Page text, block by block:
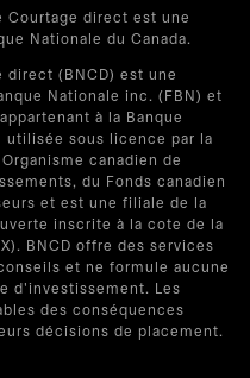
Courtage direct est une
Nationale du Canada.
direct (BNCD) est une
Nationale inc. (FBN) et
à la Banque
utilisée sous licence par la
canadien de
du Fonds canadien
et est une filiale de la
inscrite à la cote de la
BNCD offre des services
et ne formule aucune
d'investissement. Les
des conséquences
décisions de placement.